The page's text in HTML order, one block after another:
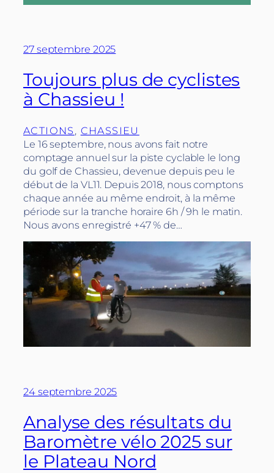
27 septembre 2025
Toujours plus de cyclistes
à Chassieu !
ACTIONS , CHASSIEU
Le 16 septembre, nous avons fait notre
comptage annuel sur la piste cyclable le long
du golf de Chassieu, devenue depuis peu le
début de la VL11. Depuis 2018, nous comptons
chaque année au même endroit, à la même
période sur la tranche horaire 6h / 9h le matin.
Nous avons enregistré +47 % de…
24 septembre 2025
Analyse des résultats du
Baromètre vélo 2025 sur
le Plateau Nord